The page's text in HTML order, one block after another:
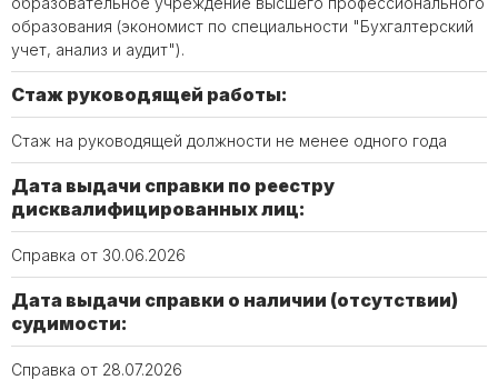
образования (экономист по специальности "Бухгалтерский
учет, анализ и аудит").
Стаж руководящей работы:
Стаж на руководящей должности не менее одного года
Дата выдачи справки по реестру
дисквалифицированных лиц:
Справка от 30.06.2026
Дата выдачи справки о наличии (отсутствии)
судимости:
Справка от 28.07.2026